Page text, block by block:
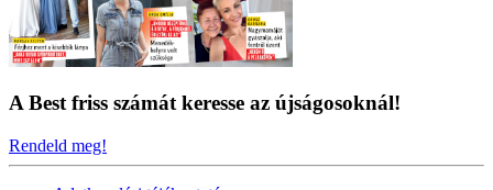
A Best friss számát keresse az újságosoknál!
Rendeld meg!